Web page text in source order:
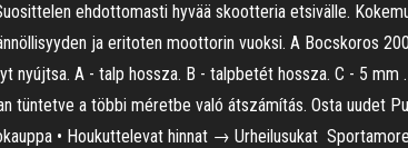
ehdottomasti hyvää skootteria etsivälle.
ja eritoten moottorin vuoksi. A Bocskoros
nyújtsa. A - talp hossza. B - talpbetét hossza. C - 5
a többi méretbe való átszámítás. Osta uudet
• Houkuttelevat hinnat → Urheilusukat ️ Sportamore